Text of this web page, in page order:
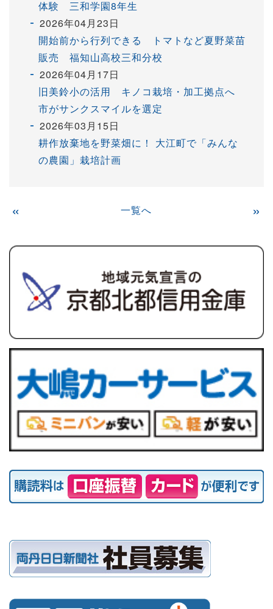
体験 三和学園8年生
2026年04月23日
開始前から行列できる トマトなど夏野菜苗
販売 福知山高校三和分校
2026年04月17日
旧美鈴小の活用 キノコ栽培・加工拠点へ
市がサンクスマイルを選定
2026年03月15日
耕作放棄地を野菜畑に！ 大江町で「みんな
の農園」栽培計画
« 一覧へ